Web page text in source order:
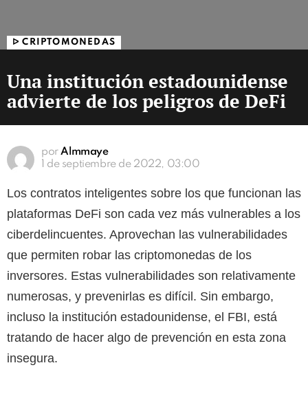
ᐅ CRIPTOMONEDAS
Una institución estadounidense
advierte de los peligros de DeFi
por Almmaye
1 de septiembre de 2022, 03:00
Los contratos inteligentes sobre los que funcionan las
plataformas DeFi son cada vez más vulnerables a los
ciberdelincuentes. Aprovechan las vulnerabilidades
que permiten robar las criptomonedas de los
inversores. Estas vulnerabilidades son relativamente
numerosas, y prevenirlas es difícil. Sin embargo,
incluso la institución estadounidense, el FBI, está
tratando de hacer algo de prevención en esta zona
insegura.